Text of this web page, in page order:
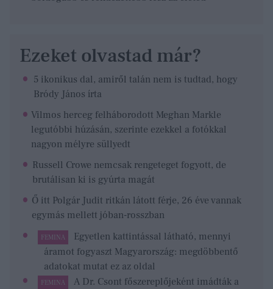
Ezeket olvastad már?
5 ikonikus dal, amiről talán nem is tudtad, hogy
Bródy János írta
Vilmos herceg felháborodott Meghan Markle
legutóbbi húzásán, szerinte ezekkel a fotókkal
nagyon mélyre süllyedt
Russell Crowe nemcsak rengeteget fogyott, de
brutálisan ki is gyúrta magát
Ő itt Polgár Judit ritkán látott férje, 26 éve vannak
egymás mellett jóban-rosszban
FEMINA
Egyetlen kattintással látható, mennyi
áramot fogyaszt Magyarország: megdöbbentő
adatokat mutat ez az oldal
FEMINA
A Dr. Csont főszereplőjeként imádták a